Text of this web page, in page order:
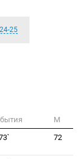
25
М
72